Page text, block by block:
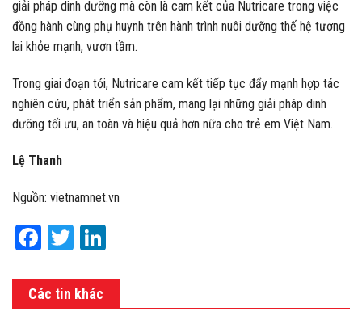
giải pháp dinh dưỡng mà còn là cam kết của Nutricare trong việc
đồng hành cùng phụ huynh trên hành trình nuôi dưỡng thế hệ tương
lai khỏe mạnh, vươn tầm.
Trong giai đoạn tới, Nutricare cam kết tiếp tục đẩy mạnh hợp tác
nghiên cứu, phát triển sản phẩm, mang lại những giải pháp dinh
dưỡng tối ưu, an toàn và hiệu quả hơn nữa cho trẻ em Việt Nam.
Lệ Thanh
Nguồn: vietnamnet.vn
Facebook
Twitter
Các tin khác